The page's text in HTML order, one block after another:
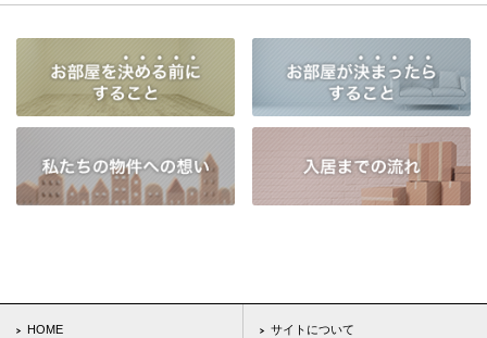
HOME サイトについて